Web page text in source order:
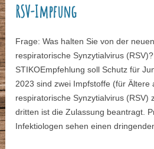
RSV-Impfung
Frage: Was halten Sie von der
respiratorische Synzytialvirus
STIKO­Empfehlung soll Schutz für
2023 sind zwei Impfstoffe (für Ältere
respiratorische Synzytialvirus (RSV)
dritten ist die Zulassung beantragt.
Infektiologen sehen einen